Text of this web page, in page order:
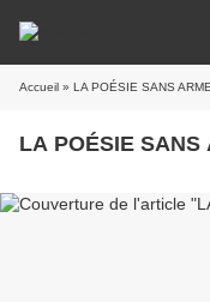
Accueil » LA POÉSIE SANS ARME
LA POÉSIE SANS